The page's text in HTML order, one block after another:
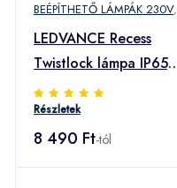
BEÉPÍTHETŐ LÁMPÁK 230V,
LEDVANCE Recess
Twistlock lámpa IP65,
fehér
Részletek
8 490 Ft-tól